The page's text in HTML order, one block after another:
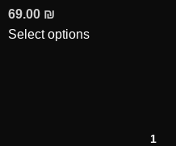
69.00 ₪
Select options
1